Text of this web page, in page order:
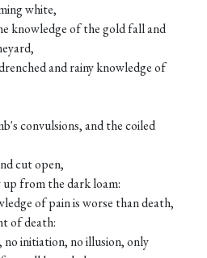
white,
knowledge of the gold fall and
and rainy knowledge of
convulsions, and the coiled
cut open,
from the dark loam:
of pain is worse than death,
of death:
initiation, no illusion, only